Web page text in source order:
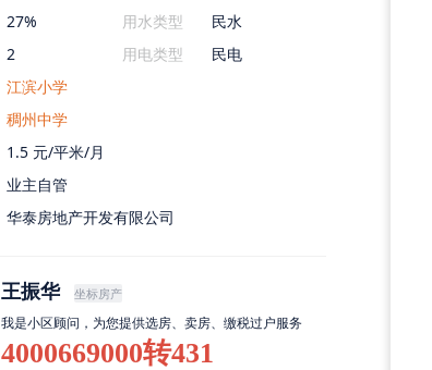
27%
2
用水类型
民水
用电类型
民电
江滨小学
稠州中学
1.5 元/平米/月
业主自管
华泰房地产开发有限公司
王振华 坐标房产
我是小区顾问，为您提供选房、卖房、缴税过户服务
4000669000转431